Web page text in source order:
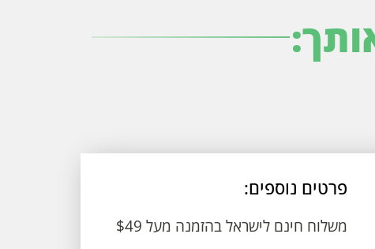
פרטים נוספים:
משלוח חינם לישראל בהזמנה מעל $49